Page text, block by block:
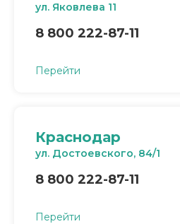
ул. Яковлева 11
8 800 222-87-11
Перейти
Краснодар
ул. Достоевского, 84/1
8 800 222-87-11
Перейти